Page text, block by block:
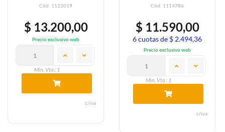
Cód: 1122019
$ 13.200,00
Precio exclusivo web
Min. Vta.: 1
c/iva
Cód: 1114786
$ 11.590,00
6 cuotas de $ 2.494,36
Precio exclusivo web
Min. Vta.: 1
c/iva